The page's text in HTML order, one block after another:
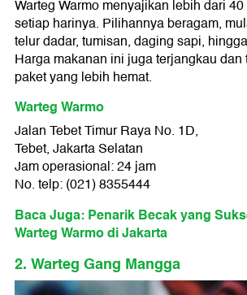
Warteg Warmo menyajikan lebih dari
setiap harinya. Pilihannya beragam,
telur dadar, tumisan, daging sapi,
Harga makanan ini juga terjangkau dan
paket yang lebih hemat.
Warteg Warmo
Jalan Tebet Timur Raya No. 1D,
Tebet, Jakarta Selatan
Jam operasional: 24 jam
No. telp: (021) 8355444
Baca Juga: Penarik Becak yang
Warteg Warmo di Jakarta
2. Warteg Gang Mangga